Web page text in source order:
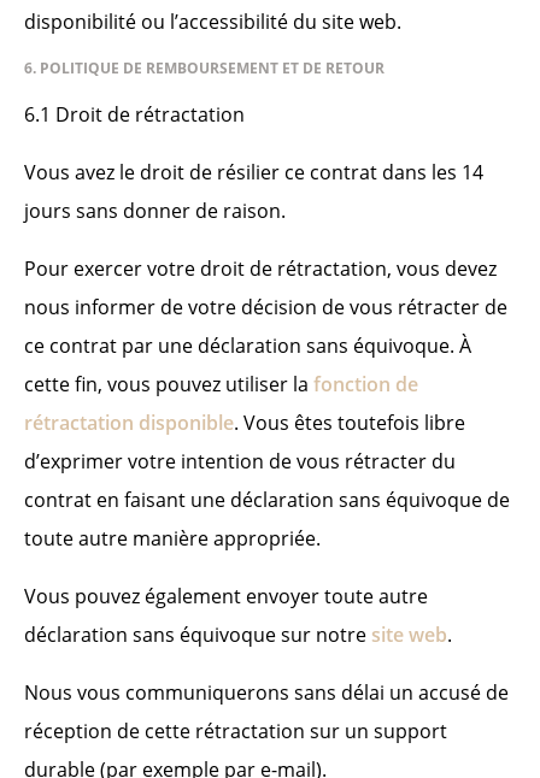
disponibilité ou l’accessibilité du site web.
6. POLITIQUE DE REMBOURSEMENT ET DE RETOUR
6.1 Droit de rétractation
Vous avez le droit de résilier ce contrat dans les 14
jours sans donner de raison.
Pour exercer votre droit de rétractation, vous devez
nous informer de votre décision de vous rétracter de
ce contrat par une déclaration sans équivoque. À
cette fin, vous pouvez utiliser la fonction de
rétractation disponible. Vous êtes toutefois libre
d’exprimer votre intention de vous rétracter du
contrat en faisant une déclaration sans équivoque de
toute autre manière appropriée.
Vous pouvez également envoyer toute autre
déclaration sans équivoque sur notre site web.
Nous vous communiquerons sans délai un accusé de
réception de cette rétractation sur un support
durable (par exemple par e-mail).